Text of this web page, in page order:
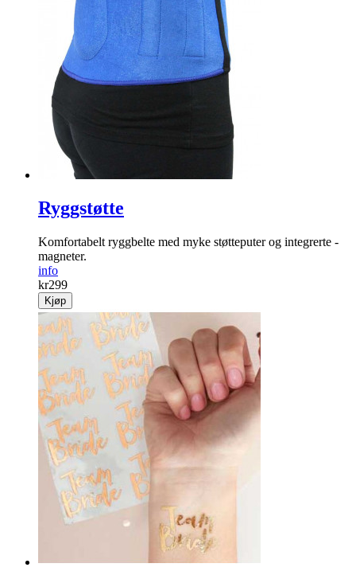
Ryggstøtte
Komfortabelt ryggbelte med myke støtte­puter og integrerte ­
magneter.
info
kr299
Kjøp